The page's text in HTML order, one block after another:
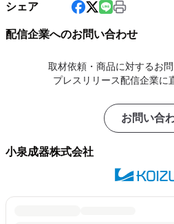
シェア
配信企業へのお問い合わせ
取材依頼・商品に対するお問
プレスリリース配信企業に
お問い合
小泉成器株式会社